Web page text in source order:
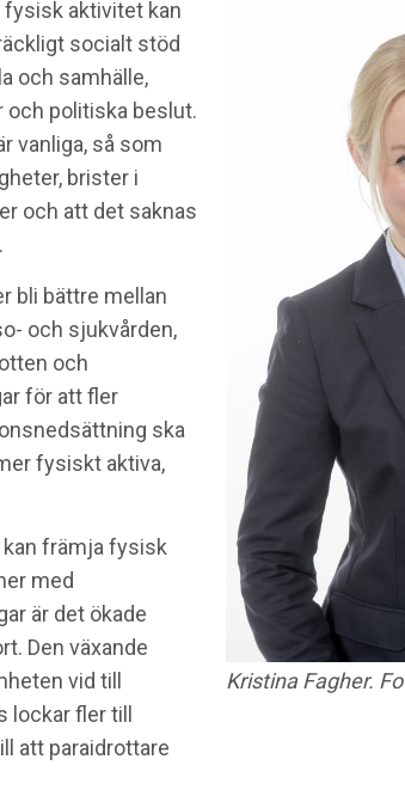
Kristina Fagher.
fysisk aktivitet kan
socialt stöd
och samhälle,
och politiska beslut.
vanliga, så som
brister i
och att det saknas
bli bättre mellan
och sjukvården,
och
för att fler
ska
fysiskt aktiva,
främja fysisk
med
är det ökade
Den växande
vid till
lockar fler till
att paraidrottare